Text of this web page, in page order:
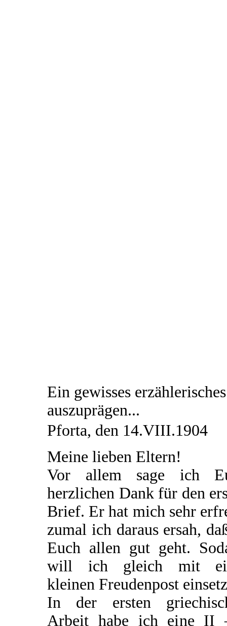
Ein gewisses
auszuprägen...
Pforta, den 14.VIII.1904
Meine lieben Eltern!
Vor allem sage ich
herzlichen Dank für den
Brief. Er hat mich sehr
zumal ich daraus ersah,
Euch allen gut geht.
will ich gleich mit
kleinen Freudenpost
In der ersten
Arbeit habe ich eine II